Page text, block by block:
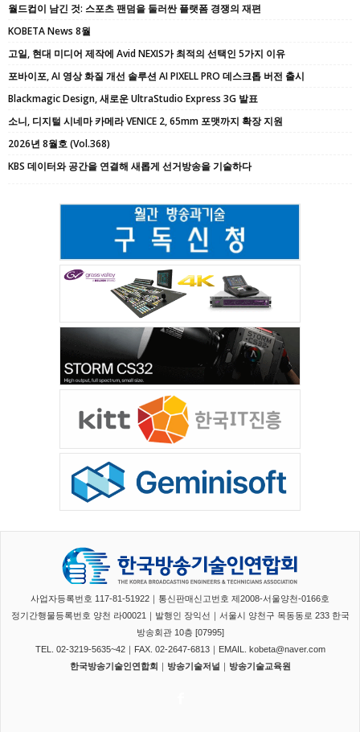
월드컵이 남긴 것: 스포츠 팬덤을 둘러싼 플랫폼 경쟁의 재편
KOBETA News 8월
고일, 현대 미디어 제작에 Avid NEXIS가 최적의 선택인 5가지 이유
포바이포, AI 영상 화질 개선 솔루션 AI PIXELL PRO 데스크톱 버전 출시
Blackmagic Design, 새로운 UltraStudio Express 3G 발표
소니, 디지털 시네마 카메라 VENICE 2, 65mm 포맷까지 확장 지원
2026년 8월호 (Vol.368)
KBS 데이터와 공간을 연결해 새롭게 선거방송을 기술하다
사업자등록번호 117-81-51922｜통신판매신고번호 제2008-서울양천-0166호
정기간행물등록번호 양천 라00021｜발행인 장익선｜서울시 양천구 목동동로 233 한국
방송회관 10층 [07995]
TEL. 02-3219-5635~42｜FAX. 02-2647-6813｜EMAIL. kobeta@naver.com
한국방송기술인연합회
방송기술저널 방송기술교육원